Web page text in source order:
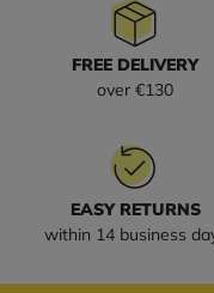
FREE DELIVERY
over €130
EASY RETURNS
within 14 business